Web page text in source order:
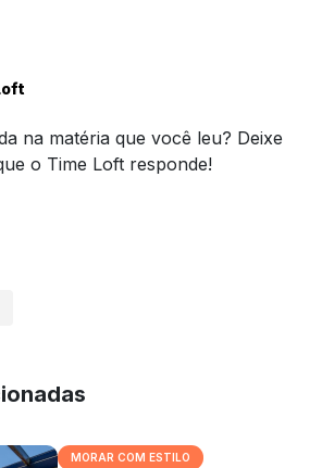
na matéria que você leu? Deixe
o Time Loft responde!
MORAR COM ESTILO